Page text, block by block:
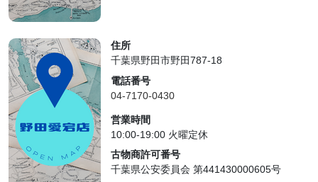
住所
千葉県野田市野田787-18
電話番号
04-7170-0430
営業時間
10:00-19:00 火曜定休
古物商許可番号
千葉県公安委員会 第441430000605号